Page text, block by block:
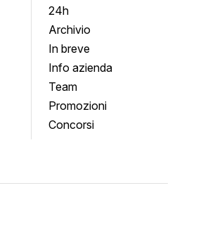
24h
Archivio
In breve
Info azienda
Team
Promozioni
Concorsi